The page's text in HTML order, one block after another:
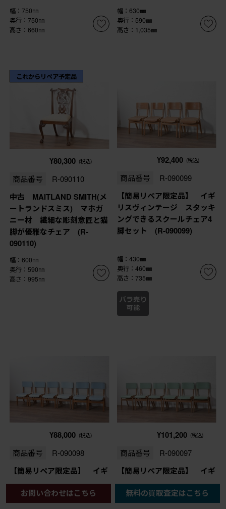
幅：750㎜
奥行：750㎜
高さ：660㎜
幅：630㎜
奥行：590㎜
高さ：1,035㎜
これからリペア予定品
¥80,300 (税込)
商品番号 R-090110
中古 MAITLAND SMITH(メ
ートランドスミス) マホガ
ニー材 繊細な彫刻意匠と猫
脚が優雅なチェア (R-
090110)
幅：600㎜
奥行：590㎜
高さ：995㎜
¥92,400 (税込)
商品番号 R-090099
【簡易リペア限定品】 イギ
リスヴィンテージ スタッキ
ングできるスクールチェア4
脚セット (R-090099)
幅：430㎜
奥行：460㎜
高さ：735㎜
¥88,000 (税込)
商品番号 R-090098
【簡易リペア限定品】 イギ
リスヴィンテージ スタッキ
ングできるライトブルーカラ
ーのチャイルドチェア6脚セ
¥101,200 (税込)
商品番号 R-090097
【簡易リペア限定品】 イギ
リスヴィンテージ スタッキ
ングできる淡いグリーンカラ
ーのスクールチェア6脚セッ
お問い合わせはこちら 無料の買取査定はこちら